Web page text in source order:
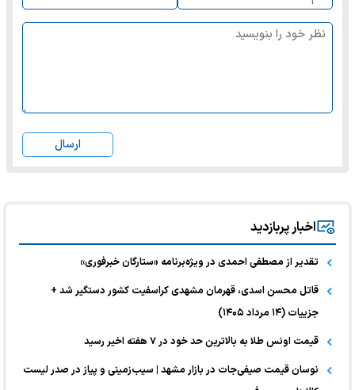
ارسال
اخبار پربازدید
تقدیر از مصطفی احمدی در ویژه‌برنامه «ستارگان خبرفوری»
قاتل محسن اسدی، قهرمان مشهدی کراسفیت کشور دستگیر شد +
جزییات (۱۴ مرداد ۱۴۰۵)
قیمت اونس طلا به بالاترین حد خود در ۷ هفته اخیر رسید
نوسان قیمت صیفی‌جات در بازار مشهد | سیب‌زمینی و پیاز در صدر لیست